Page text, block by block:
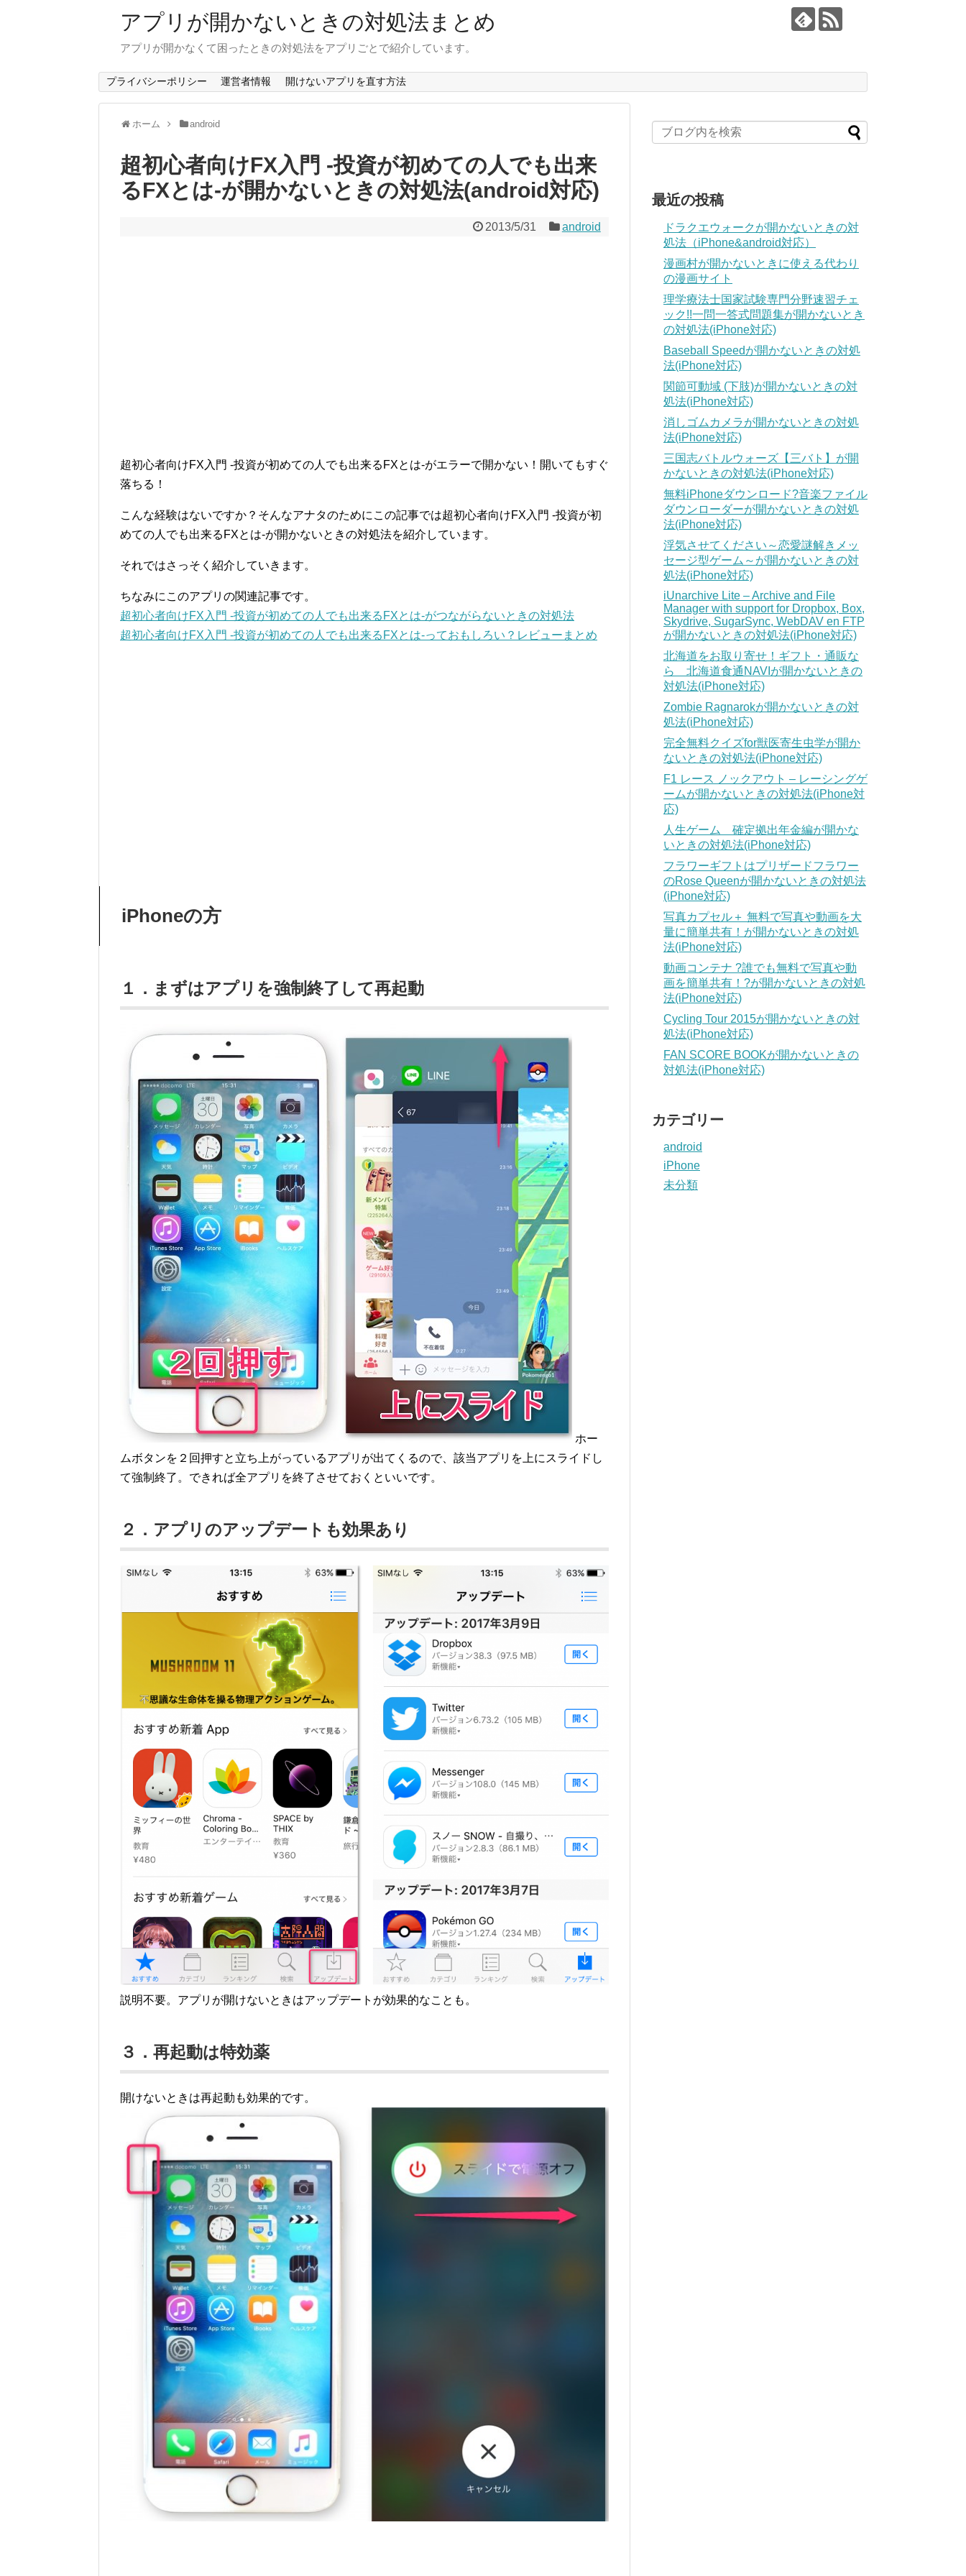
アプリが開かないときの対処法まとめ
アプリが開かなくて困ったときの対処法をアプリごとで紹介しています。
プライバシーポリシー 運営者情報 開けないアプリを直す方法
ホーム android
超初心者向けFX入門 -投資が初めての人でも出来
るFXとは-が開かないときの対処法(android対応)
2013/5/31 android
超初心者向けFX入門 -投資が初めての人でも出来るFXとは-がエラーで開かない！開いてもすぐ
落ちる！
こんな経験はないですか？そんなアナタのためにこの記事では超初心者向けFX入門 -投資が初
めての人でも出来るFXとは-が開かないときの対処法を紹介しています。
それではさっそく紹介していきます。
ちなみにこのアプリの関連記事です。
超初心者向けFX入門 -投資が初めての人でも出来るFXとは-がつながらないときの対処法
超初心者向けFX入門 -投資が初めての人でも出来るFXとは-っておもしろい？レビューまとめ
iPhoneの方
１．まずはアプリを強制終了して再起動
ホー
ムボタンを２回押すと立ち上がっているアプリが出てくるので、該当アプリを上にスライドし
て強制終了。できれば全アプリを終了させておくといいです。
２．アプリのアップデートも効果あり
説明不要。アプリが開けないときはアップデートが効果的なことも。
３．再起動は特効薬
開けないときは再起動も効果的です。
最近の投稿
ドラクエウォークが開かないときの対
処法（iPhone&android対応）
漫画村が開かないときに使える代わり
の漫画サイト
理学療法士国家試験専門分野速習チェ
ック!!一問一答式問題集が開かないとき
の対処法(iPhone対応)
Baseball Speedが開かないときの対処
法(iPhone対応)
関節可動域 (下肢)が開かないときの対
処法(iPhone対応)
消しゴムカメラが開かないときの対処
法(iPhone対応)
三国志バトルウォーズ【三バト】が開
かないときの対処法(iPhone対応)
無料iPhoneダウンロード?音楽ファイル
ダウンローダーが開かないときの対処
法(iPhone対応)
浮気させてください～恋愛謎解きメッ
セージ型ゲーム～が開かないときの対
処法(iPhone対応)
iUnarchive Lite – Archive and File
Manager with support for Dropbox, Box,
Skydrive, SugarSync, WebDAV en FTP
が開かないときの対処法(iPhone対応)
北海道をお取り寄せ！ギフト・通販な
ら 北海道食通NAVIが開かないときの
対処法(iPhone対応)
Zombie Ragnarokが開かないときの対
処法(iPhone対応)
完全無料クイズfor獣医寄生虫学が開か
ないときの対処法(iPhone対応)
F1 レース ノックアウト – レーシングゲ
ームが開かないときの対処法(iPhone対
応)
人生ゲーム 確定拠出年金編が開かな
いときの対処法(iPhone対応)
フラワーギフトはプリザードフラワー
のRose Queenが開かないときの対処法
(iPhone対応)
写真カプセル＋ 無料で写真や動画を大
量に簡単共有！が開かないときの対処
法(iPhone対応)
動画コンテナ ?誰でも無料で写真や動
画を簡単共有！?が開かないときの対処
法(iPhone対応)
Cycling Tour 2015が開かないときの対
処法(iPhone対応)
FAN SCORE BOOKが開かないときの
対処法(iPhone対応)
カテゴリー
android
iPhone
未分類